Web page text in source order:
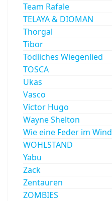
Team Rafale
TELAYA & DIOMAN
Thorgal
Tibor
Tödliches Wiegenlied
TOSCA
Ukas
Vasco
Victor Hugo
Wayne Shelton
Wie eine Feder im Wind
WOHLSTAND
Yabu
Zack
Zentauren
ZOMBIES